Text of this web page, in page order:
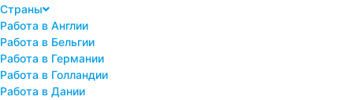
Страны
Работа в Англии
Работа в Бельгии
Работа в Германии
Работа в Голландии
Работа в Дании